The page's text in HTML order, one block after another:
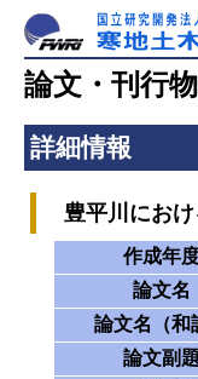
論文・刊行
詳細情報
豊平川におけ
作成年
論文名
論文名（和
論文副題